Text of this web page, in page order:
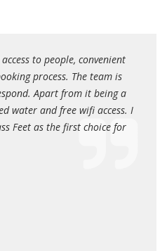
to people, convenient
process. The team is
Apart from it being a
water and free wifi access. I
Feet as the first choice for